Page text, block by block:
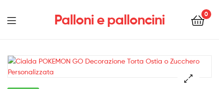
Palloni e palloncini 0
Menu